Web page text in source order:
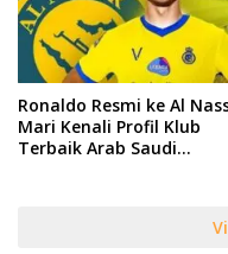
Ronaldo Resmi ke Al
Mari Kenali Profil Klub
Terbaik Arab Saudi